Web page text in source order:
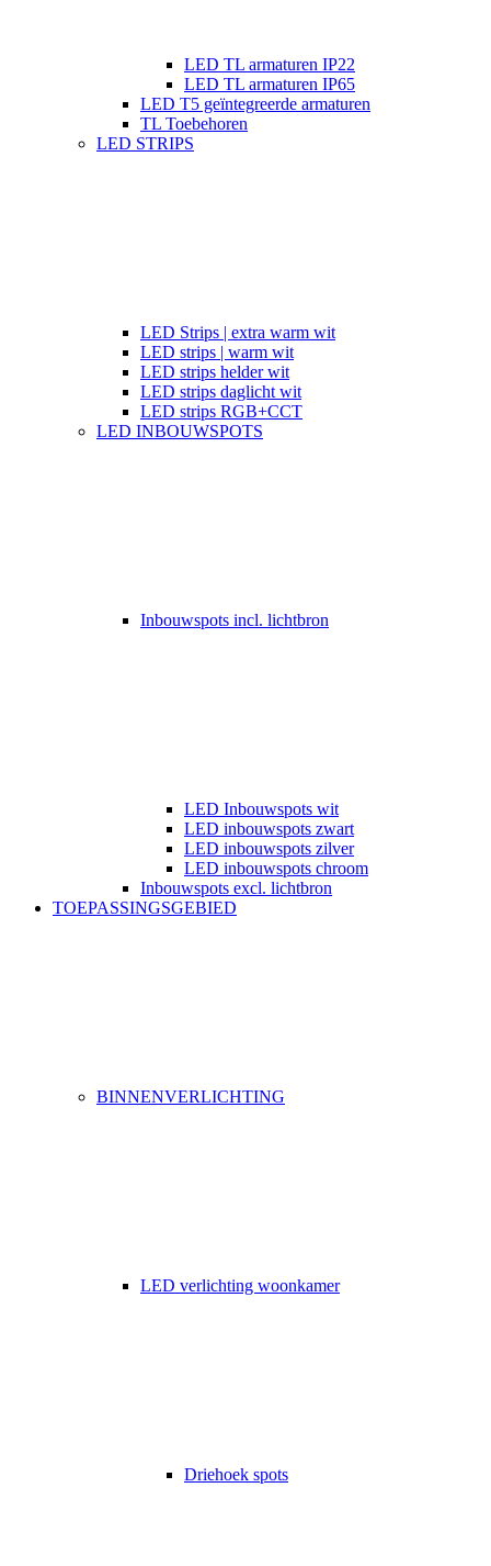
LED TL armaturen IP22
LED TL armaturen IP65
LED T5 geïntegreerde armaturen
TL Toebehoren
LED STRIPS
LED Strips | extra warm wit
LED strips | warm wit
LED strips helder wit
LED strips daglicht wit
LED strips RGB+CCT
LED INBOUWSPOTS
Inbouwspots incl. lichtbron
LED Inbouwspots wit
LED inbouwspots zwart
LED inbouwspots zilver
LED inbouwspots chroom
Inbouwspots excl. lichtbron
TOEPASSINGSGEBIED
BINNENVERLICHTING
LED verlichting woonkamer
Driehoek spots